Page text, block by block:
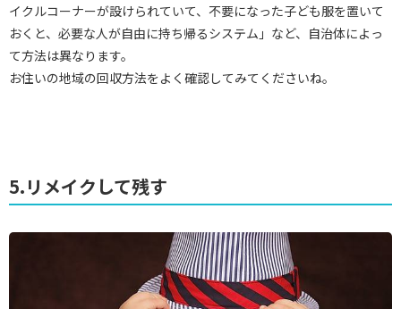
イクルコーナーが設けられていて、不要になった子ども服を置いて
おくと、必要な人が自由に持ち帰るシステム」など、自治体によっ
て方法は異なります。
お住いの地域の回収方法をよく確認してみてくださいね。
5.リメイクして残す